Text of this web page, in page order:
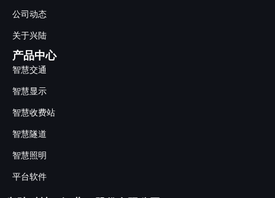
公司动态
关于兴陆
产品中心
智慧交通
智慧显示
智慧收费站
智慧隧道
智慧照明
平台软件